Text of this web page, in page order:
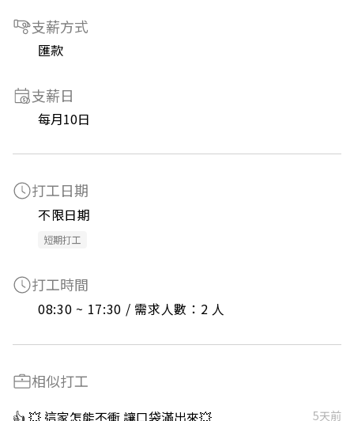
支薪方式
匯款
支薪日
每月10日
打工日期
不限日期
短期打工
打工時間
08:30 ~ 17:30 / 需求人數：2 人
相似打工
👍 💥 這家怎能不衝 讓口袋滿出來💥
5天前